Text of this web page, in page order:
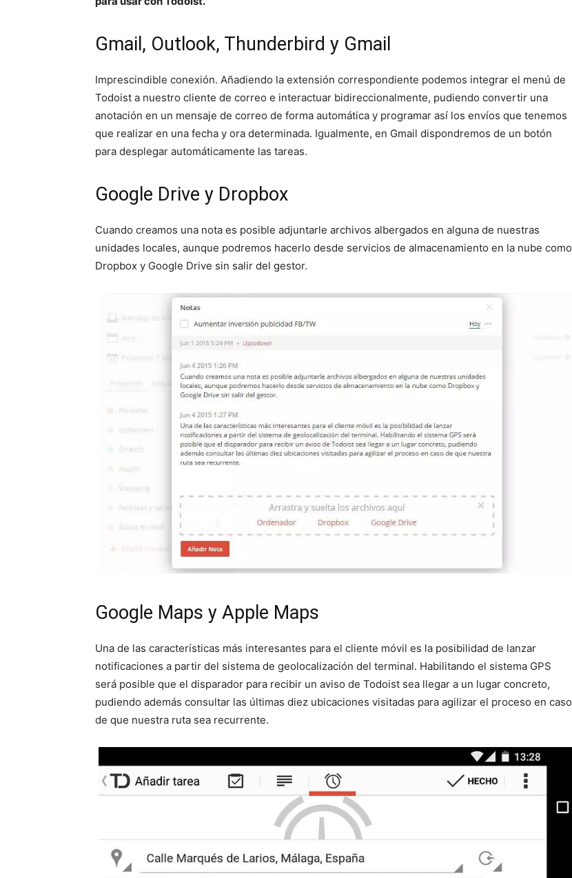
Gmail, Outlook, Thunderbird y Gmail
Imprescindible conexión. Añadiendo la extensión correspondiente podemos integrar el menú de
Todoist a nuestro cliente de correo e interactuar bidireccionalmente, pudiendo convertir una
anotación en un mensaje de correo de forma automática y programar así los envíos que tenemos
que realizar en una fecha y ora determinada. Igualmente, en Gmail dispondremos de un botón
para desplegar automáticamente las tareas.
Google Drive y Dropbox
Cuando creamos una nota es posible adjuntarle archivos albergados en alguna de nuestras
unidades locales, aunque podremos hacerlo desde servicios de almacenamiento en la nube como
Dropbox y Google Drive sin salir del gestor.
Google Maps y Apple Maps
Una de las características más interesantes para el cliente móvil es la posibilidad de lanzar
notificaciones a partir del sistema de geolocalización del terminal. Habilitando el sistema GPS
será posible que el disparador para recibir un aviso de Todoist sea llegar a un lugar concreto,
pudiendo además consultar las últimas diez ubicaciones visitadas para agilizar el proceso en caso
de que nuestra ruta sea recurrente.